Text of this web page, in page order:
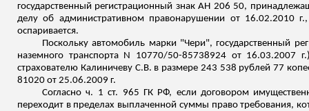
государственный регистрационный знак АН 206 50,
делу об административном правонарушении от 16.02.2010
оспаривается.
Поскольку автомобиль марки "Чери", государственный
наземного транспорта N 10770/50-85738924 от 16.03.2007
страхователю Калиничеву С.В. в размере 243 538 рублей 77
81020 от 25.06.2009 г.
Согласно ч. 1 ст. 965 ГК РФ, если договором
переходит в пределах выплаченной суммы право требования,